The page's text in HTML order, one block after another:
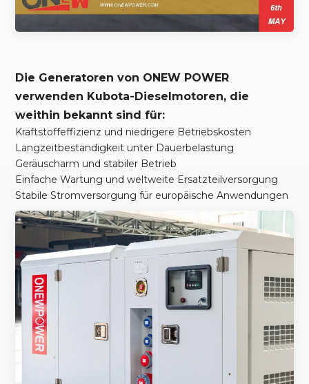
Die Generatoren von ONEW POWER
verwenden Kubota-Dieselmotoren, die
weithin bekannt sind für:
Kraftstoffeffizienz und niedrigere Betriebskosten
Langzeitbeständigkeit unter Dauerbelastung
Geräuscharm und stabiler Betrieb
Einfache Wartung und weltweite Ersatzteilversorgung
Stabile Stromversorgung für europäische Anwendungen